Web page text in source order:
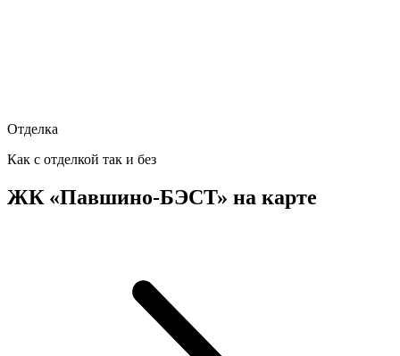
Отделка
Как с отделкой так и без
ЖК «Павшино-БЭСТ» на карте